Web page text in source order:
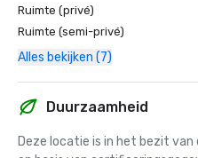
Ruimte (privé)
Ruimte (semi-privé)
Alles bekijken (7)
Duurzaamheid
Deze locatie is in het bezit